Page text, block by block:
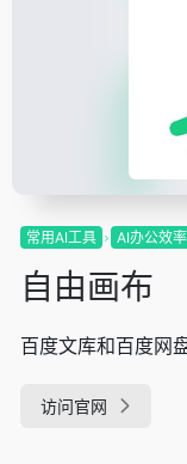
常用AI工具 AI办公效率
自由画布
百度文库和百度网
访问官网